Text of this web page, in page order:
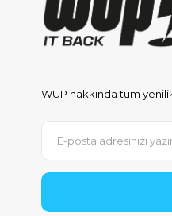
WUP hakkında tüm